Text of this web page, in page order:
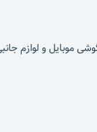
موبایل و لوازم